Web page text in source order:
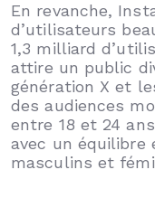
En revanche,
d’utilisateurs
1,3 milliard
attire un public
génération X et
des audiences
entre 18 et 24
avec un
masculins et